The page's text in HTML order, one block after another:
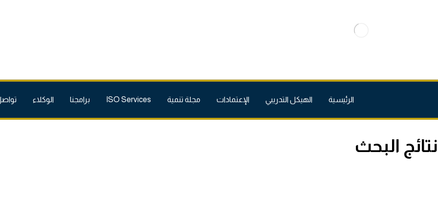
الرئيسية الهيكل التدريبي الإعتمادات مجلة تنمية ISO Services برامجنا الوكلاء
نتائج البحث